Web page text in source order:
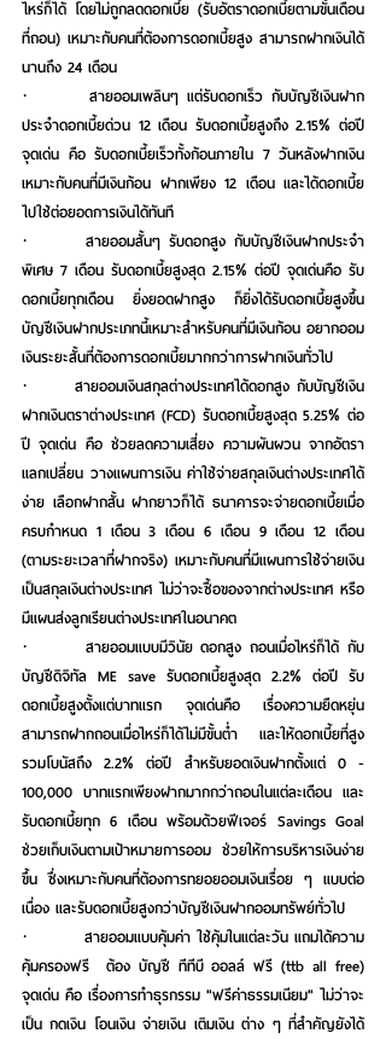
ไหร่ก็ได้ โดยไม่ถูกลดดอกเบี้ย (รับอัตราดอกเบี้ยตามขั้นเดือน
ที่ถอน) เหมาะกับคนที่ต้องการดอกเบี้ยสูง สามารถฝากเงินได้
นานถึง 24 เดือน
· สายออมเพลินๆ แต่รับดอกเร็ว กับบัญชีเงินฝาก
ประจำดอกเบี้ยด่วน 12 เดือน รับดอกเบี้ยสูงถึง 2.15% ต่อปี
จุดเด่น คือ รับดอกเบี้ยเร็วทั้งก้อนภายใน 7 วันหลังฝากเงิน
เหมาะกับคนที่มีเงินก้อน ฝากเพียง 12 เดือน และได้ดอกเบี้ย
ไปใช้ต่อยอดการเงินได้ทันที
· สายออมสั้นๆ รับดอกสูง กับบัญชีเงินฝากประจำ
พิเศษ 7 เดือน รับดอกเบี้ยสูงสุด 2.15% ต่อปี จุดเด่นคือ รับ
ดอกเบี้ยทุกเดือน ยิ่งยอดฝากสูง ก็ยิ่งได้รับดอกเบี้ยสูงขึ้น
บัญชีเงินฝากประเภทนี้เหมาะสำหรับคนที่มีเงินก้อน อยากออม
เงินระยะสั้นที่ต้องการดอกเบี้ยมากกว่าการฝากเงินทั่วไป
· สายออมเงินสกุลต่างประเทศได้ดอกสูง กับบัญชีเงิน
ฝากเงินตราต่างประเทศ (FCD) รับดอกเบี้ยสูงสุด 5.25% ต่อ
ปี จุดเด่น คือ ช่วยลดความเสี่ยง ความผันผวน จากอัตรา
แลกเปลี่ยน วางแผนการเงิน ค่าใช้จ่ายสกุลเงินต่างประเทศได้
ง่าย เลือกฝากสั้น ฝากยาวก็ได้ ธนาคารจะจ่ายดอกเบี้ยเมื่อ
ครบกำหนด 1 เดือน 3 เดือน 6 เดือน 9 เดือน 12 เดือน
(ตามระยะเวลาที่ฝากจริง) เหมาะกับคนที่มีแผนการใช้จ่ายเงิน
เป็นสกุลเงินต่างประเทศ ไม่ว่าจะซื้อของจากต่างประเทศ หรือ
มีแผนส่งลูกเรียนต่างประเทศในอนาคต
· สายออมแบบมีวินัย ดอกสูง ถอนเมื่อไหร่ก็ได้ กับ
บัญชีดิจิทัล ME save รับดอกเบี้ยสูงสุด 2.2% ต่อปี รับ
ดอกเบี้ยสูงตั้งแต่บาทแรก จุดเด่นคือ เรื่องความยืดหยุ่น
สามารถฝากถอนเมื่อไหร่ก็ได้ไม่มีขั้นต่ำ และให้ดอกเบี้ยที่สูง
รวมโบนัสถึง 2.2% ต่อปี สำหรับยอดเงินฝากตั้งแต่ 0 -
100,000 บาทแรกเพียงฝากมากกว่าถอนในแต่ละเดือน และ
รับดอกเบี้ยทุก 6 เดือน พร้อมด้วยฟีเจอร์ Savings Goal
ช่วยเก็บเงินตามเป้าหมายการออม ช่วยให้การบริหารเงินง่าย
ขึ้น ซึ่งเหมาะกับคนที่ต้องการทยอยออมเงินเรื่อย ๆ แบบต่อ
เนื่อง และรับดอกเบี้ยสูงกว่าบัญชีเงินฝากออมทรัพย์ทั่วไป
· สายออมแบบคุ้มค่า ใช้คุ้มในแต่ละวัน แถมได้ความ
คุ้มครองฟรี ต้อง บัญชี ทีทีบี ออลล์ ฟรี (ttb all free)
จุดเด่น คือ เรื่องการทำธุรกรรม "ฟรีค่าธรรมเนียม" ไม่ว่าจะ
เป็น กดเงิน โอนเงิน จ่ายเงิน เติมเงิน ต่าง ๆ ที่สำคัญยังได้